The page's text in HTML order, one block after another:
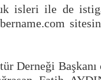
isleri ile de
Derneği